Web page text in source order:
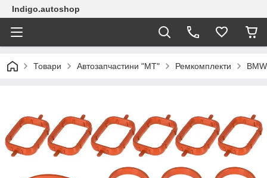
Indigo.autoshop
Товари Автозапчастини "МТ" Ремкомплекти